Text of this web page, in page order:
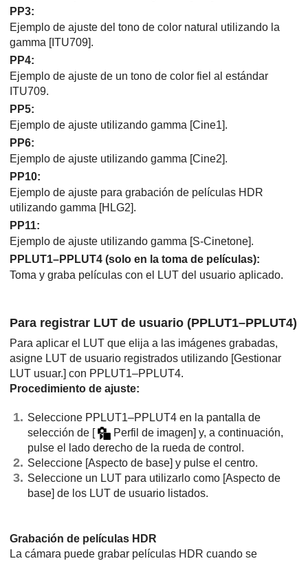
PP3:
Ejemplo de ajuste del tono de color natural utilizando la
gamma [ITU709].
PP4:
Ejemplo de ajuste de un tono de color fiel al estándar
ITU709.
PP5:
Ejemplo de ajuste utilizando gamma [Cine1].
PP6:
Ejemplo de ajuste utilizando gamma [Cine2].
PP10:
Ejemplo de ajuste para grabación de películas HDR
utilizando gamma [HLG2].
PP11:
Ejemplo de ajuste utilizando gamma [S-Cinetone].
PPLUT1–PPLUT4 (solo en la toma de películas):
Toma y graba películas con el LUT del usuario aplicado.
Para registrar LUT de usuario (PPLUT1–PPLUT4)
Para aplicar el LUT que elija a las imágenes grabadas,
asigne LUT de usuario registrados utilizando [Gestionar
LUT usuar.] con PPLUT1–PPLUT4.
Procedimiento de ajuste:
Seleccione PPLUT1–PPLUT4 en la pantalla de
selección de [ Perfil de imagen] y, a continuación,
pulse el lado derecho de la rueda de control.
Seleccione [Aspecto de base] y pulse el centro.
Seleccione un LUT para utilizarlo como [Aspecto de
base] de los LUT de usuario listados.
Grabación de películas HDR
La cámara puede grabar películas HDR cuando se